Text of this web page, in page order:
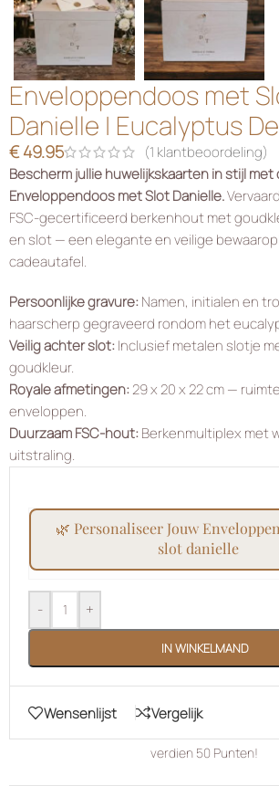
Enveloppendoos met
Danielle | Eucalyptus
€49.95 (1 klantbeoordeling)
Bescherm jullie huwelijkskaarten in stijl met
Enveloppendoos met Slot Danielle.
FSC-gecertificeerd berkenhout met
en slot — een elegante en veilige
cadeautafel.
Persoonlijke gravure:Namen, initialen en
haarscherp gegraveerd rondom het
Veilig achter slot:Inclusief metalen slotje
goudkleur.
Royale afmetingen:29 x 20 x 22 cm —
enveloppen.
Duurzaam FSC-hout:Berkenmultiplex met
uitstraling.
🌿 personaliseer jouw
slot danielle
- +
IN WINKELMAND
Wensenlijst Vergelijk
verdien 50 Punten!